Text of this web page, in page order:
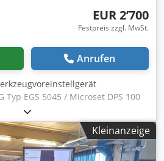
EUR 2’700
Festpreis zzgl. MwSt.
Anrufen
Typ EGS 5045 / Microset DPS 100
Fabr. Nr. 83-10-102 Baujahr 2002
mm Fahrweg Z-Achse ca. 400 mm
aufgesetzten Rundtisch: Ø 50 mm
Werkzeugaufnahmen im
Kleinanzeige